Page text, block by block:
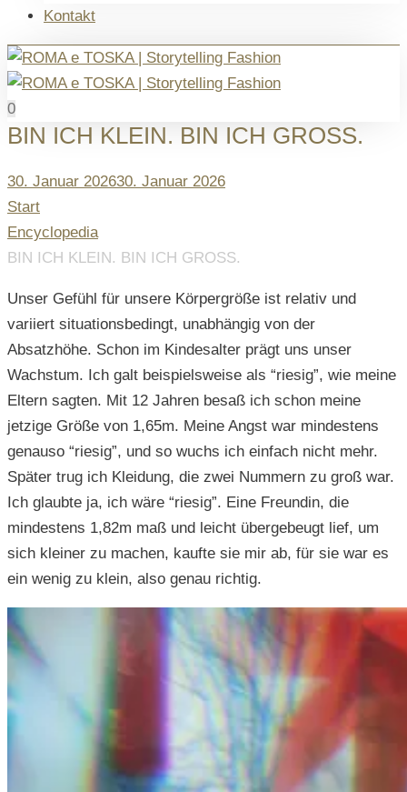
Kontakt
0
BIN ICH KLEIN. BIN ICH GROSS.
Posted
on
30. Januar 202630. Januar 2026
Start
Encyclopedia
BIN ICH KLEIN. BIN ICH GROSS.
Unser Gefühl für unsere Körpergröße ist relativ und
variiert situationsbedingt, unabhängig von der
Absatzhöhe. Schon im Kindesalter prägt uns unser
Wachstum. Ich galt beispielsweise als “riesig”, wie meine
Eltern sagten. Mit 12 Jahren besaß ich schon meine
jetzige Größe von 1,65m. Meine Angst war mindestens
genauso “riesig”, und so wuchs ich einfach nicht mehr.
Später trug ich Kleidung, die zwei Nummern zu groß war.
Ich glaubte ja, ich wäre “riesig”. Eine Freundin, die
mindestens 1,82m maß und leicht übergebeugt lief, um
sich kleiner zu machen, kaufte sie mir ab, für sie war es
ein wenig zu klein, also genau richtig.